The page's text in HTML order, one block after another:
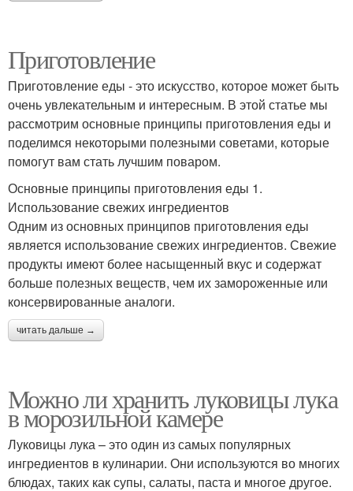
Приготовление
Приготовление еды - это искусство, которое может быть
очень увлекательным и интересным. В этой статье мы
рассмотрим основные принципы приготовления еды и
поделимся некоторыми полезными советами, которые
помогут вам стать лучшим поваром.
Основные принципы приготовления еды 1.
Использование свежих ингредиентов
Одним из основных принципов приготовления еды
является использование свежих ингредиентов. Свежие
продукты имеют более насыщенный вкус и содержат
больше полезных веществ, чем их замороженные или
консервированные аналоги.
читать дальше →
Можно ли хранить луковицы лука
в морозильной камере
Луковицы лука – это один из самых популярных
ингредиентов в кулинарии. Они используются во многих
блюдах, таких как супы, салаты, паста и многое другое.